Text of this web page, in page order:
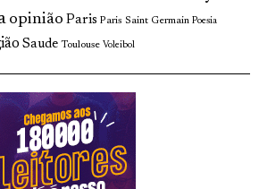
opinião Paris Paris Saint Germain Poesia
Saude Toulouse Voleibol